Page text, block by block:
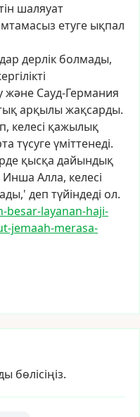
шаляуат
етуге ықпал
дерлік болмады,
және Сауд-Германия
арқылы жақсарды.
келесі қажылық
түсугеүміттенеді.
қысқа дайындық
Инша Алла, келесі
деп түйіндеді ол.
besar-layanan-haji-
jemaah-merasa-
бөлісіңіз.